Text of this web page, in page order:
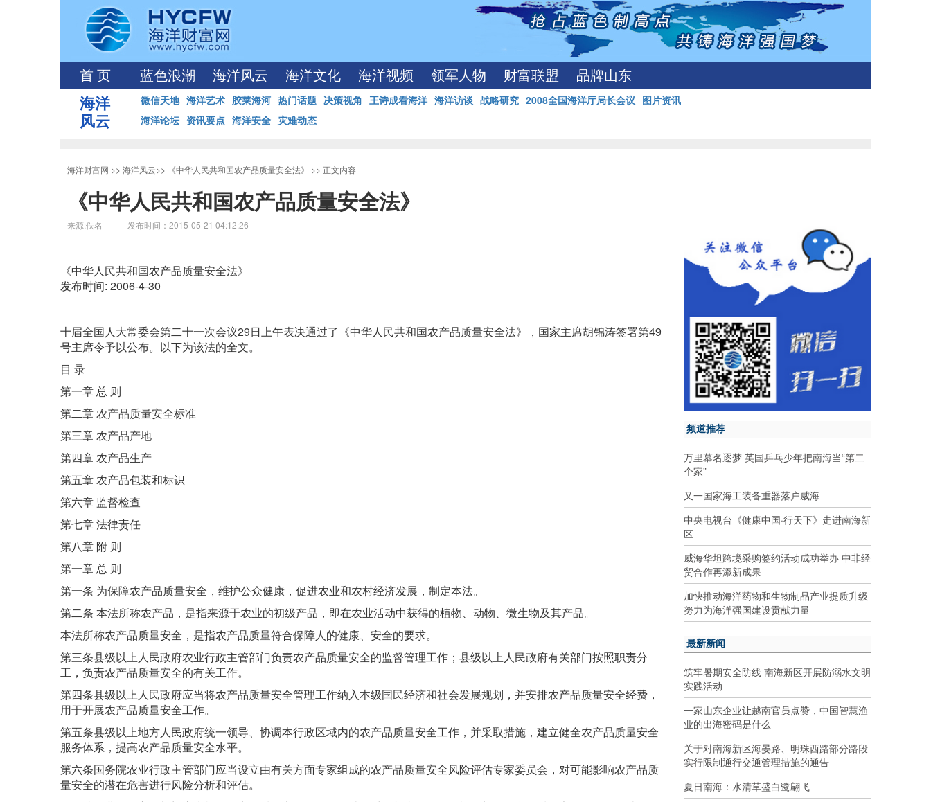
首 页 蓝色浪潮 海洋风云 海洋文化 海洋视频 领军人物 财富联盟 品牌山东
海洋
风云
微信天地 海洋艺术 胶莱海河 热门话题 决策视角 王诗成看海洋 海洋访谈 战略研究 2008全国海洋厅局长会议 图片资讯
海洋论坛 资讯要点 海洋安全 灾难动态
海洋财富网 >> 海洋风云>> 《中华人民共和国农产品质量安全法》 >> 正文内容
《中华人民共和国农产品质量安全法》
来源:佚名 发布时间：2015-05-21 04:12:26
《中华人民共和国农产品质量安全法》
发布时间: 2006-4-30
十届全国人大常委会第二十一次会议29日上午表决通过了《中华人民共和国农产品质量安全法》，国家主席胡锦涛签署第49
号主席令予以公布。以下为该法的全文。
目 录
第一章 总 则
第二章 农产品质量安全标准
第三章 农产品产地
第四章 农产品生产
第五章 农产品包装和标识
第六章 监督检查
第七章 法律责任
第八章 附 则
第一章 总 则
第一条 为保障农产品质量安全，维护公众健康，促进农业和农村经济发展，制定本法。
第二条 本法所称农产品，是指来源于农业的初级产品，即在农业活动中获得的植物、动物、微生物及其产品。
本法所称农产品质量安全，是指农产品质量符合保障人的健康、安全的要求。
第三条县级以上人民政府农业行政主管部门负责农产品质量安全的监督管理工作；县级以上人民政府有关部门按照职责分
工，负责农产品质量安全的有关工作。
第四条县级以上人民政府应当将农产品质量安全管理工作纳入本级国民经济和社会发展规划，并安排农产品质量安全经费，
用于开展农产品质量安全工作。
第五条县级以上地方人民政府统一领导、协调本行政区域内的农产品质量安全工作，并采取措施，建立健全农产品质量安全
服务体系，提高农产品质量安全水平。
第六条国务院农业行政主管部门应当设立由有关方面专家组成的农产品质量安全风险评估专家委员会，对可能影响农产品质
量安全的潜在危害进行风险分析和评估。
频道推荐
万里慕名逐梦 英国乒乓少年把南海当“第二
个家”
又一国家海工装备重器落户威海
中央电视台《健康中国·行天下》走进南海新
区
威海华坦跨境采购签约活动成功举办 中非经
贸合作再添新成果
加快推动海洋药物和生物制品产业提质升级
努力为海洋强国建设贡献力量
最新新闻
筑牢暑期安全防线 南海新区开展防溺水文明
实践活动
一家山东企业让越南官员点赞，中国智慧渔
业的出海密码是什么
关于对南海新区海晏路、明珠西路部分路段
实行限制通行交通管理措施的通告
夏日南海：水清草盛白鹭翩飞